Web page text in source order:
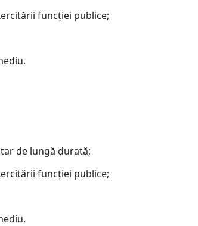
funcţiei publice;
de lungă durată;
funcţiei publice;